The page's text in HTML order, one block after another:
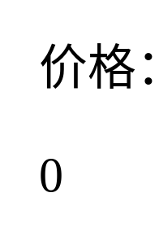
价格：
0